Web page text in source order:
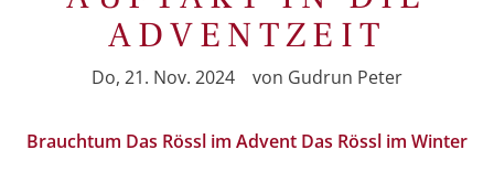
ADVENTZEIT
Do, 21. Nov. 2024 von Gudrun Peter
Brauchtum Das Rössl im Advent Das Rössl im Winter